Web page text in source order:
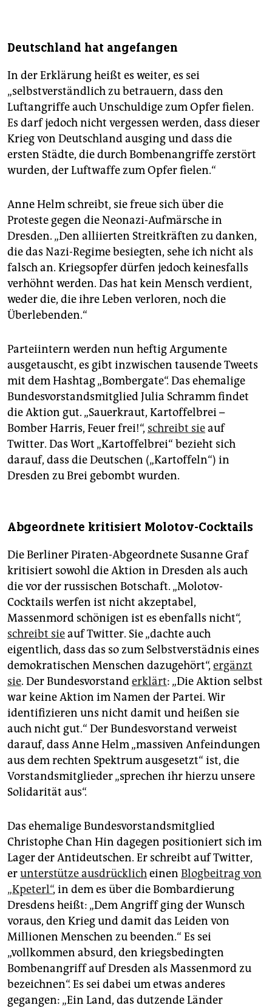
Deutschland hat angefangen
In der Erklärung heißt es weiter, es sei
„selbstverständlich zu betrauern, dass den
Luftangriffe auch Unschuldige zum Opfer fielen.
Es darf jedoch nicht vergessen werden, dass dieser
Krieg von Deutschland ausging und dass die
ersten Städte, die durch Bombenangriffe zerstört
wurden, der Luftwaffe zum Opfer fielen.“
Anne Helm schreibt, sie freue sich über die
Proteste gegen die Neonazi-Aufmärsche in
Dresden. „Den alliierten Streitkräften zu danken,
die das Nazi-Regime besiegten, sehe ich nicht als
falsch an. Kriegsopfer dürfen jedoch keinesfalls
verhöhnt werden. Das hat kein Mensch verdient,
weder die, die ihre Leben verloren, noch die
Überlebenden.“
Parteiintern werden nun heftig Argumente
ausgetauscht, es gibt inzwischen tausende Tweets
mit dem Hashtag „Bombergate“. Das ehemalige
Bundesvorstandsmitglied Julia Schramm findet
die Aktion gut. „Sauerkraut, Kartoffelbrei –
Bomber Harris, Feuer frei!“, schreibt sieauf
Twitter. Das Wort „Kartoffelbrei“ bezieht sich
darauf, dass die Deutschen („Kartoffeln“) in
Dresden zu Brei gebombt wurden.
Abgeordnete kritisiert Molotov-Cocktails
Die Berliner Piraten-Abgeordnete Susanne Graf
kritisiert sowohl die Aktion in Dresden als auch
die vor der russischen Botschaft. „Molotov-
Cocktails werfen ist nicht akzeptabel,
Massenmord schönigen ist es ebenfalls nicht“,
schreibt sieauf Twitter. Sie „dachte auch
eigentlich, dass das so zum Selbstverstädnis eines
demokratischen Menschen dazugehört“, ergänzt
sie. Der Bundesvorstanderklärt: „Die Aktion selbst
war keine Aktion im Namen der Partei. Wir
identifizieren uns nicht damit und heißen sie
auch nicht gut.“ Der Bundesvorstand verweist
darauf, dass Anne Helm „massiven Anfeindungen
aus dem rechten Spektrum ausgesetzt“ ist, die
Vorstandsmitglieder „sprechen ihr hierzu unsere
Solidarität aus“.
Das ehemalige Bundesvorstandsmitglied
Christophe Chan Hin dagegen positioniert sich im
Lager der Antideutschen. Er schreibt auf Twitter,
erunterstütze ausdrücklicheinen Blogbeitrag von
„Kpeterl“, in dem es über die Bombardierung
Dresdens heißt: „Dem Angriff ging der Wunsch
voraus, den Krieg und damit das Leiden von
Millionen Menschen zu beenden.“ Es sei
„vollkommen absurd, den kriegsbedingten
Bombenangriff auf Dresden als Massenmord zu
bezeichnen“. Es sei dabei um etwas anderes
gegangen: „Ein Land, das dutzende Länder